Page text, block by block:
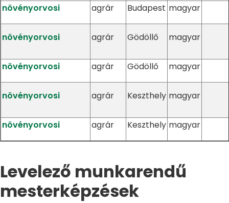
növényorvosi agrár Budapest magyar
növényorvosi agrár Gödöllő magyar
növényorvosi agrár Gödöllő magyar
növényorvosi agrár Keszthely magyar
növényorvosi agrár Keszthely magyar
Levelező munkarendű
mesterképzések